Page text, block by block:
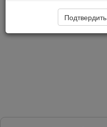
Подтвердить